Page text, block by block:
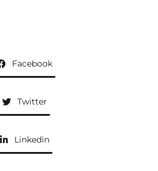
Facebook
Twitter
Linkedin